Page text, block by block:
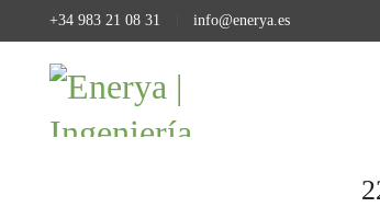
+34 983 21 08 31 info@enerya.es